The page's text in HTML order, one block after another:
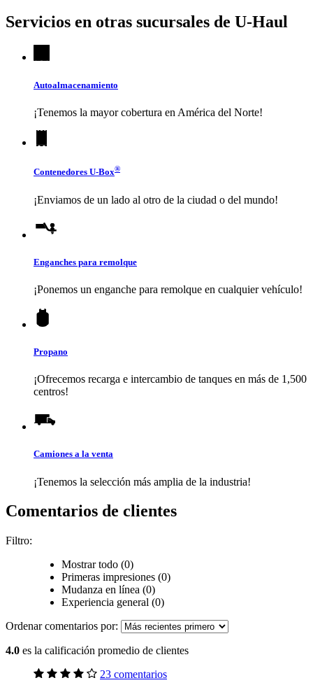
Servicios en otras sucursales de U-Haul
Autoalmacenamiento
¡Tenemos la mayor cobertura en América del Norte!
Contenedores U-Box®
¡Enviamos de un lado al otro de la ciudad o del mundo!
Enganches para remolque
¡Ponemos un enganche para remolque en cualquier vehículo!
Propano
¡Ofrecemos recarga e intercambio de tanques en más de 1,500
centros!
Camiones a la venta
¡Tenemos la selección más amplia de la industria!
Comentarios de clientes
Filtro:
Mostrar todo (0)
Primeras impresiones (0)
Mudanza en línea (0)
Experiencia general (0)
Ordenar comentarios por:
4.0 es la calificación promedio de clientes
23 comentarios